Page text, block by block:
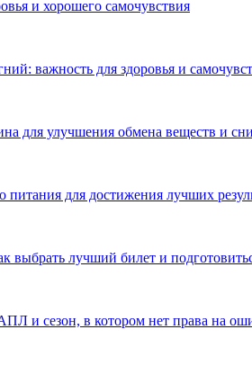
и хорошего самочувствия
важность для здоровья и
для улучшения обмена веществ и
для достижения лучших
лучший билет и
и сезон, в котором нет права на